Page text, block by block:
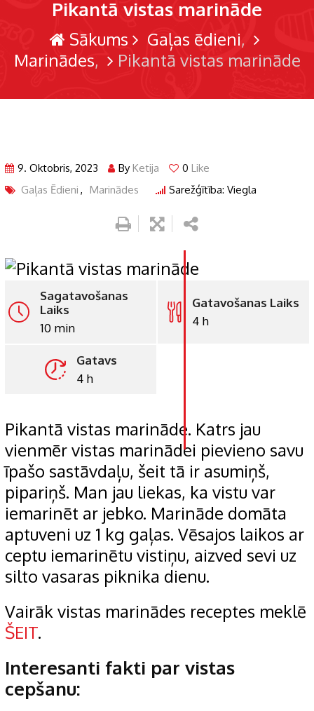
Pikantā vistas marināde
Sākums
Gaļas ēdieni
Marinādes
Pikantā vistas marināde
9. Oktobris, 2023 By Ketija 0 Like
Gaļas Ēdieni , Marinādes Sarežģītība: Viegla
Print
Sagatavošanas
Laiks
10 min
Gatavošanas Laiks
4 h
Gatavs
4 h
Pikantā vistas marināde. Katrs jau
vienmēr vistas marinādei pievieno savu
īpašo sastāvdaļu, šeit tā ir asumiņš,
pipariņš. Man jau liekas, ka vistu var
iemarinēt ar jebko. Marināde domāta
aptuveni uz 1 kg gaļas. Vēsajos laikos ar
ceptu iemarinētu vistiņu, aizved sevi uz
silto vasaras piknika dienu.
Vairāk vistas marinādes receptes meklē
ŠEIT.
Interesanti fakti par vistas
cepšanu: